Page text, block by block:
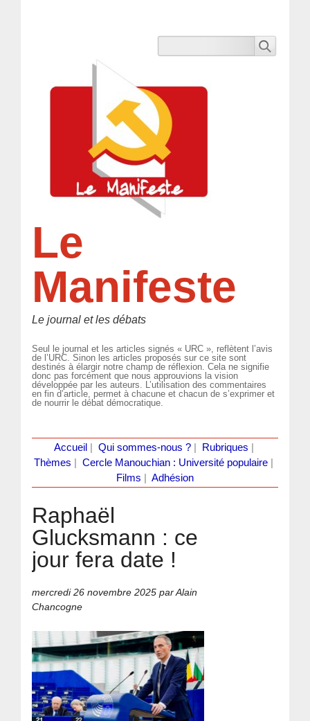
Le
Manifeste
Le journal et les débats
Seul le journal et les articles signés « URC », reflètent l’avis
de l’URC. Sinon les articles proposés sur ce site sont
destinés à élargir notre champ de réflexion. Cela ne signifie
donc pas forcément que nous approuvions la vision
développée par les auteurs. L’utilisation des commentaires
en fin d’article, permet à chacune et chacun de s’exprimer et
de nourrir le débat démocratique.
Accueil Qui sommes-nous ?| Rubriques
Thèmes
Cercle Manouchian : Université populaire
Films
Adhésion
Raphaël
Glucksmann : ce
jour fera date !
mercredi 26 novembre 2025 par Alain
Chancogne